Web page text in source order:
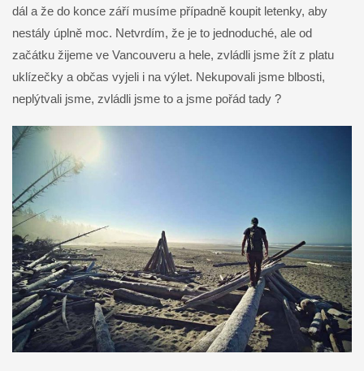
dál a že do konce září musíme případně koupit letenky, aby
nestály úplně moc. Netvrdím, že je to jednoduché, ale od
začátku žijeme ve Vancouveru a hele, zvládli jsme žít z platu
uklízečky a občas vyjeli i na výlet. Nekupovali jsme blbosti,
neplýtvali jsme, zvládli jsme to a jsme pořád tady ?